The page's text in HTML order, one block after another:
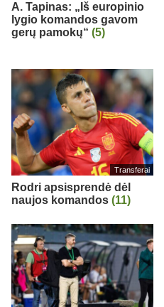
A. Tapinas: „Iš europinio
lygio komandos gavom
gerų pamokų“ (5)
Transferai
Rodri apsisprendė dėl
naujos komandos (11)